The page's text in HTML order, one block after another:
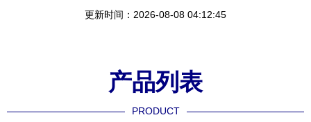
更新时间：2026-08-08 04:12:45
产品列表
PRODUCT